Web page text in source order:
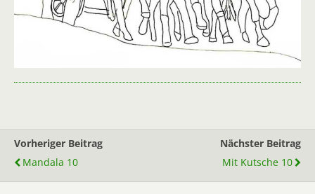
Vorheriger Beitrag
Mandala 10
Nächster Beitrag
Mit Kutsche 10